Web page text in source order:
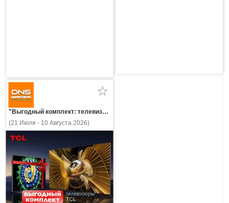
"Выгодный комплект: телевизоры TCL!"
(21 Июля - 10 Августа 2026)